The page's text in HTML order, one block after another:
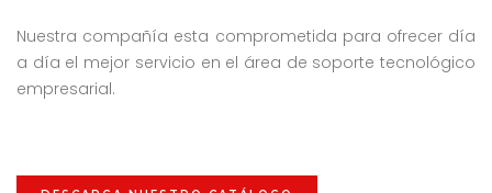
Nuestra compañía esta comprometida para ofrecer día
a día el mejor servicio en el área de soporte tecnológico
empresarial.